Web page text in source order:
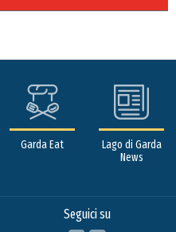
Garda Eat
Lago di Garda
News
Seguici su